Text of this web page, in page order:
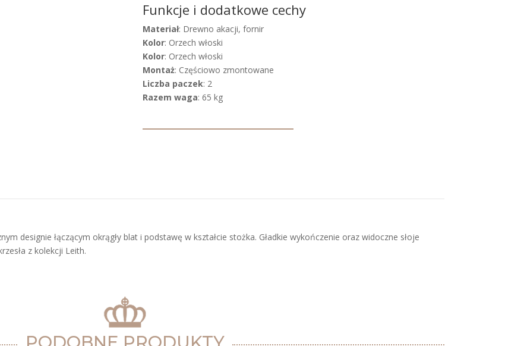
Funkcje i dodatkowe cechy
Materiał: Drewno akacji, fornir
Kolor: Orzech włoski
Kolor: Orzech włoski
Montaż: Częściowo zmontowane
Liczba paczek: 2
Razem waga: 65 kg
designie łączącym okrągły blat i podstawę w kształcie stożka. Gładkie wykończenie oraz widoczne słoje
z kolekcji Leith.